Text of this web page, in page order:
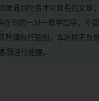
遇到付费才可观看的文章
何的一对一教学指导，不
请自行甄别，本站概不负责
服进行处理。